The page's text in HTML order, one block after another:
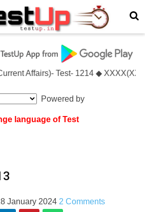
Affairs)- Test- 1214 ◆
Powered by
language of Test
January 2024 2 Comments